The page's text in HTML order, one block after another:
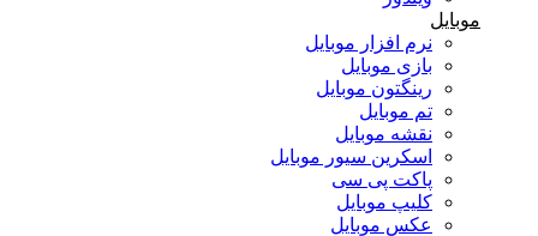
موبایل
نرم افزار موبایل
بازی موبایل
رینگتون موبایل
تم موبایل
نقشه موبایل
اسکرین سیور موبایل
پاکت پی سی
کلیپ موبایل
عکس موبایل